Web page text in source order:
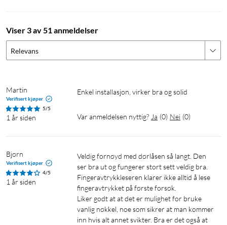
Enkel montering
Markedets enkleste installasjon. Kompatibel med dører som
går både til høyre og venstre, med åpning i henhold til
med hakereile for økt sikkerhet. Låsen CE-godkjent og
godkjent i henhold til SSF 3522, låseklasse 3. Ved behov for
flerpunktslåsing/multipoint kontakt sales@nimly.se.
Batteritid
Låsen er utstyrt med en praktisk magnetisk lås for batteriene
på låsens indre enhet. Du vil bli varslet i god tid når batteriene
begynner å bli utladet. Hvis uhellet skulle være ute, kan
nødnøkkelen brukes som reserveløsning.
Viser 3 av 51 anmeldelser
Relevans
Martin
Verifisert kjøper
5/5
1 år siden
Enkel installasjon, virker bra og solid
Var anmeldelsen nyttig? Ja (0) Nei (0)
Bjørn
Verifisert kjøper
4/5
1 år siden
Veldig fornøyd med dørlåsen så langt. Den
ser bra ut og fungerer stort sett veldig bra.
Fingeravtrykkleseren klarer ikke alltid å lese
fingeravtrykket på første forsøk.
Liker godt at at det er mulighet for bruke
vanlig nøkkel, noe som sikrer at man kommer
inn hvis alt annet svikter. Bra er det også at